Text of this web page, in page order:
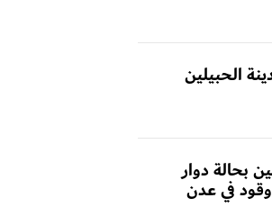
الحبيلين
بحالة دوار
في عدن